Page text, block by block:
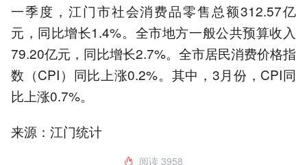
一季度，江门市社会消费品零售总额312.57亿
元，同比增长1.4%。全市地方一般公共预算收入
79.20亿元，同比增长2.7%。全市居民消费价格指
数（CPI）同比上涨0.2%。其中，3月份，CPI同
比上涨0.7%。
来源：江门统计
阅读 3958